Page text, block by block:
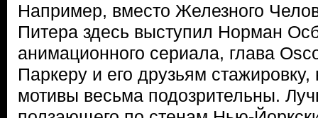
Например, вместо Железного
Питера здесь выступил Норман
анимационного сериала, глава
Паркеру и его друзьям стажировку,
мотивы весьма подозрительны.